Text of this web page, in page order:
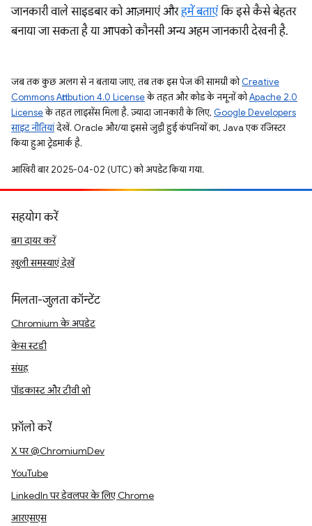
जानकारी वाले साइडबार को आज़माएं औरहमें बताएंकि इसे कैसे बेहतर
बनाया जा सकता है या आपको कौनसी अन्य अहम जानकारी देखनी है.
जब तक कुछ अलग से न बताया जाए, तब तक इस पेज की सामग्री कोCreative
Commons Attribution 4.0 Licenseके तहत और कोड के नमूनों कोApache 2.0
Licenseके तहत लाइसेंस मिला है. ज़्यादा जानकारी के लिए, Google Developers
साइट नीतियांदेखें. Oracle और/या इससे जुड़ी हुई कंपनियों का, Java एक रजिस्टर
किया हुआ ट्रेडमार्क है.
आखिरी बार 2025-04-02 (UTC) को अपडेट किया गया.
सहयोग करें
बग दायर करें
खुली समस्याएं देखें
मिलता-जुलता कॉन्टेंट
Chromium के अपडेट
केस स्टडी
संग्रह
पॉडकास्ट और टीवी शो
फ़ॉलो करें
X पर @ChromiumDev
YouTube
LinkedIn पर डेवलपर के लिए Chrome
आरएसएस